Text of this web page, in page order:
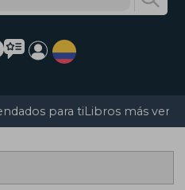
para tiLibros más